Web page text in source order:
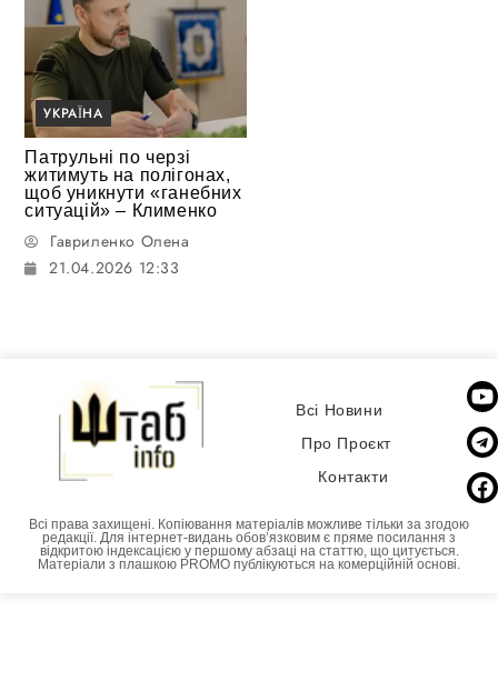
УКРАЇНА
Патрульні по черзі
житимуть на полігонах,
щоб уникнути «ганебних
ситуацій» – Клименко
Гавриленко Олена
21.04.2026 12:33
Всі Новини
Про Проєкт
Контакти
Всі права захищені. Копіювання матеріалів можливе тільки за згодою
редакції. Для інтернет-видань обовʼязковим є пряме посилання з
відкритою індексацією у першому абзаці на статтю, що цитується.
Матеріали з плашкою PROMO публікуються на комерційній основі.